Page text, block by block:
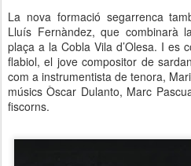
La nova formació segarrenca
Lluís Fernàndez, que combinarà
plaça a la Cobla Vila d’Olesa. I es
flabiol, el jove compositor de
com a instrumentista de tenora,
músics Òscar Dulanto, Marc
fiscorns.